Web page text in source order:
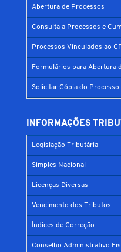
Abertura de Processos
Consulta a Processos e
Processos Vinculados ao
Formulários para Abertura
Solicitar Cópia do Processo
INFORMAÇÕES
Legislação Tributária
Simples Nacional
Licenças Diversas
Vencimento dos Tributos
Índices de Correção
Conselho Administrativo